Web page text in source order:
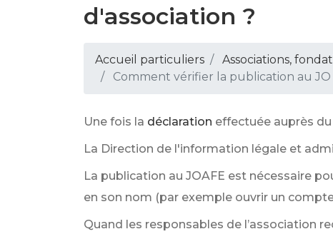
d'association ?
Accueil particuliers Associations,
Comment vérifier la publication au
Une fois la déclaration effectuée auprès
La Direction de l'information légale et
La publication au JOAFE est nécessaire
en son nom (par exemple ouvrir un
Quand les responsables de l’association